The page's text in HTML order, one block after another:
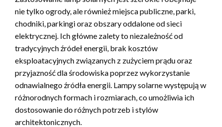
nie tylko ogrody, ale również miejsca publiczne, parki,
chodniki, parkingi oraz obszary oddalone od sieci
elektrycznej. Ich główne zalety to niezależność od
tradycyjnych źródeł energii, brak kosztów
eksploatacyjnych związanych z zużyciem prądu oraz
przyjazność dla środowiska poprzez wykorzystanie
odnawialnego źródła energii. Lampy solarne występują w
różnorodnych formach i rozmiarach, co umożliwia ich
dostosowanie do różnych potrzeb i stylów
architektonicznych.